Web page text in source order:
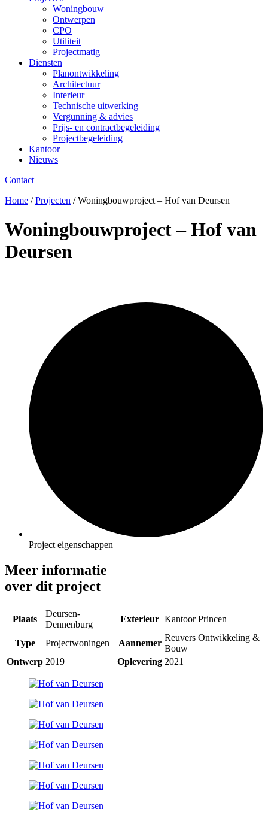
Woningbouw
Ontwerpen
CPO
Utiliteit
Projectmatig
Diensten
Planontwikkeling
Architectuur
Interieur
Technische uitwerking
Vergunning & advies
Prijs- en contractbegeleiding
Projectbegeleiding
Kantoor
Nieuws
Contact
Home /Projecten /Woningbouwproject – Hof van Deursen
Woningbouwproject – Hof van
Deursen
Project eigenschappen
Meer informatie
over dit project
Plaats
Deursen-
Dennenburg
Exterieur Kantoor Princen
Type Projectwoningen Aannemer
Reuvers Ontwikkeling &
Bouw
Ontwerp 2019 Oplevering 2021